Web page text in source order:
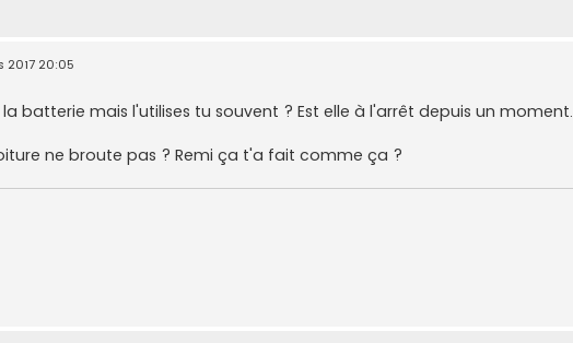
2017 20:05
batterie mais l'utilises tu souvent ? Est elle à l'arrêt depuis un moment.
ne broute pas ? Remi ça t'a fait comme ça ?